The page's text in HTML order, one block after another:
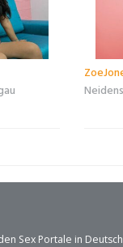
Sex Portale in